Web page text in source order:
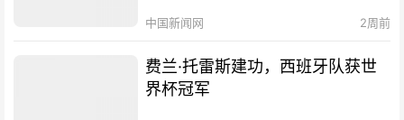
中国新闻网 2周前
费兰·托雷斯建功，西班牙队获世
界杯冠军